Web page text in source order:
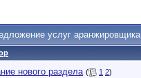
услуг аранжировщика
нового раздела ( 1 2)